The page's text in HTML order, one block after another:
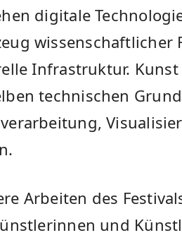
digitale
wissenschaftlicher
Infrastruktur.
technischen
Arbeiten des
und